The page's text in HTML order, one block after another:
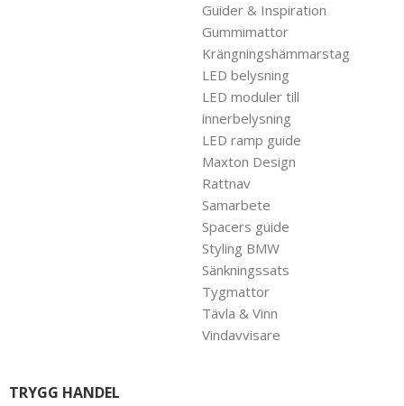
Guider & Inspiration
Gummimattor
Krängningshämmarstag
LED belysning
LED moduler till
innerbelysning
LED ramp guide
Maxton Design
Rattnav
Samarbete
Spacers guide
Styling BMW
Sänkningssats
Tygmattor
Tävla & Vinn
Vindavvisare
TRYGG HANDEL